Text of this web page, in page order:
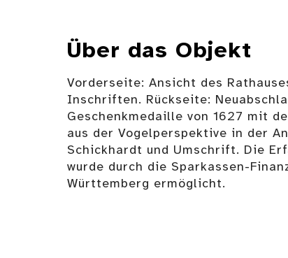
Über das Objekt
Vorderseite: Ansicht des
Inschriften. Rückseite:
Geschenkmedaille von 1627 mit
aus der Vogelperspektive in der
Schickhardt und Umschrift. Die
wurde durch die Sparkassen-
Württemberg ermöglicht.